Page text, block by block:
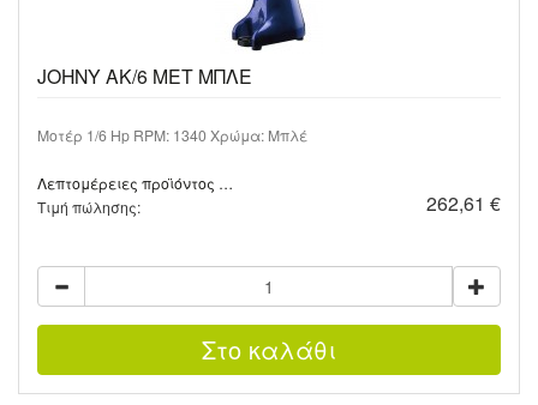
JOHNY AK/6 MET ΜΠΛΕ
Μοτέρ 1/6 Hp RPM: 1340 Χρώμα: Μπλέ
Λεπτομέρειες προϊόντος …
Τιμή πώλησης:
262,61 €